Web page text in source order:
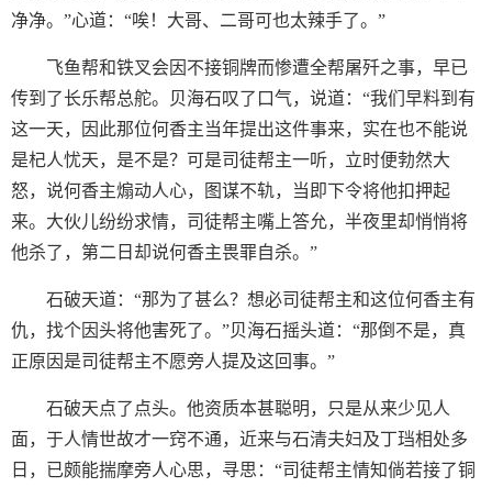
净净。”心道：“唉！大哥、二哥可也太辣手了。”
飞鱼帮和铁叉会因不接铜牌而惨遭全帮屠歼之事，早已
传到了长乐帮总舵。贝海石叹了口气，说道：“我们早料到有
这一天，因此那位何香主当年提出这件事来，实在也不能说
是杞人忧天，是不是？可是司徒帮主一听，立时便勃然大
怒，说何香主煽动人心，图谋不轨，当即下令将他扣押起
来。大伙儿纷纷求情，司徒帮主嘴上答允，半夜里却悄悄将
他杀了，第二日却说何香主畏罪自杀。”
石破天道：“那为了甚么？想必司徒帮主和这位何香主有
仇，找个因头将他害死了。”贝海石摇头道：“那倒不是，真
正原因是司徒帮主不愿旁人提及这回事。”
石破天点了点头。他资质本甚聪明，只是从来少见人
面，于人情世故才一窍不通，近来与石清夫妇及丁珰相处多
日，已颇能揣摩旁人心思，寻思：“司徒帮主情知倘若接了铜